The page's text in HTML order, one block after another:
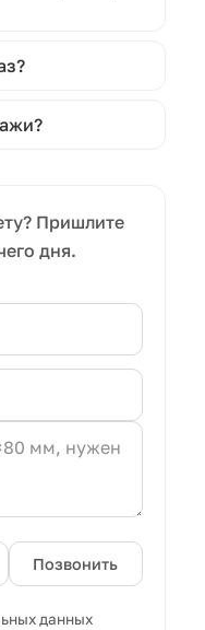
Пришлите
дня.
Позвонить
данных